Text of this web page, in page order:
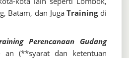
Batam, dan JugaTrainingdi
Perencanaan Gudang
an (**syarat dan ketentuan